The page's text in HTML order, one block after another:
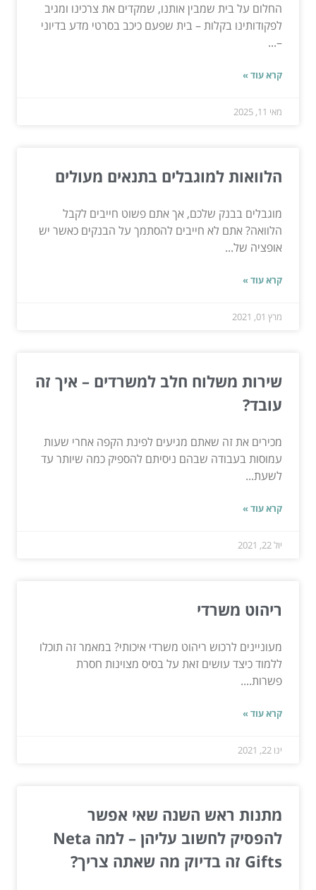
החלום על בית שמבין אותנו, שמקדים את צרכינו ומגיב
לפקודותינו בקלות – בית שפעם כיכב בסרטי מדע בדיוני
–...
קרא עוד »
מאי 11, 2025
הלוואות למוגבלים בתנאים מעולים
מוגבלים בבנק שלכם, אך אתם פשוט חייבים לקבל
הלוואה? אתם לא חייבים להסתמך על הבנקים כאשר יש
אופציה של...
קרא עוד »
מרץ 01, 2021
שירות משלוח חלב למשרדים – איך זה
עובד?
מכירים את זה שאתם מגיעים לפינת הקפה אחרי שעות
עמוסות בעבודה שבהם ניסיתם להספיק כמה שיותר עד
לשעת...
קרא עוד »
יול 22, 2021
ריהוט משרדי
מעוניינים לרכוש ריהוט משרדי איכותי? במאמר זה תוכלו
ללמוד כיצד עושים זאת על בסיס מצוינות חסרת
פשרות....
קרא עוד »
ינו 22, 2021
מתנות ראש השנה שאי אפשר
להפסיק לחשוב עליהן – למה Neta
Gifts זה בדיוק מה שאתה צריך?